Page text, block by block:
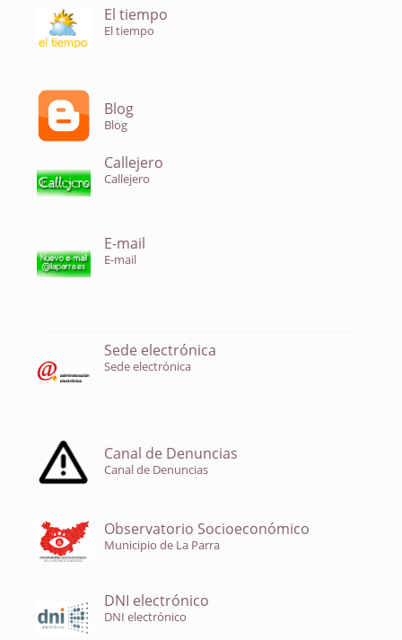
El tiempo
El tiempo
Blog
Blog
Callejero
Callejero
E-mail
E-mail
Sede electrónica
Sede electrónica
Canal de Denuncias
Canal de Denuncias
Observatorio Socioeconómico
Municipio de La Parra
DNI electrónico
DNI electrónico